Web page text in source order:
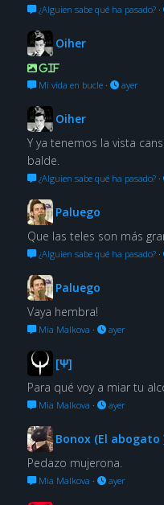
¿Alguien sabe qué ha pasado?·
Oiher
GIF
Mi vida en bucle· ayer
Oiher
Y ya tenemos la vista
balde.
¿Alguien sabe qué ha pasado?·
Paluego
Que las teles son más
¿Alguien sabe qué ha pasado?·
Paluego
Vaya hembra!
Mia Malkova · ayer
[Ψ]
Para qué voy a miar tu
Mia Malkova · ayer
Bonox (El
Pedazo mujerona.
Mia Malkova · ayer